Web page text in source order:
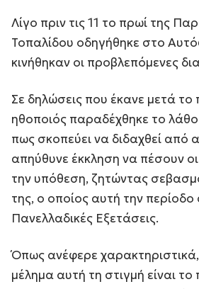
Λίγο πριν τις 11 το πρωί της
Τοπαλίδου οδηγήθηκε στο
κινήθηκαν οι προβλεπόμενες
Σε δηλώσεις που έκανε μετά το
ηθοποιός παραδέχθηκε το
πως σκοπεύει να διδαχθεί από
απηύθυνε έκκληση να πέσουν
την υπόθεση, ζητώντας
της, ο οποίος αυτή την περίοδο
Πανελλαδικές Εξετάσεις.
Όπως ανέφερε
μέλημα αυτή τη στιγμή είναι το